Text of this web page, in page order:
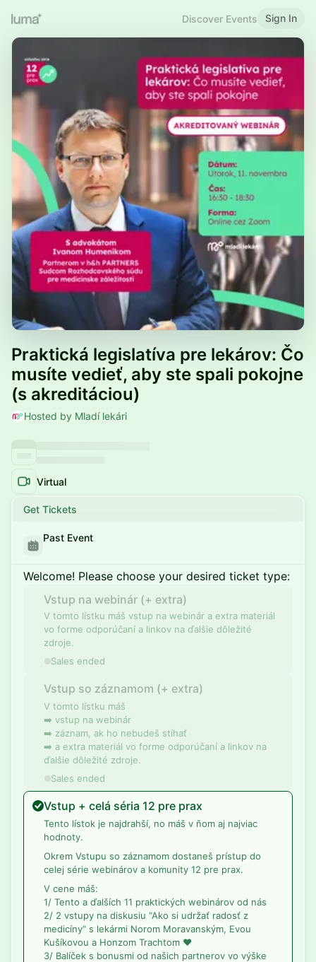
Discover Events Sign In
Praktická legislatíva pre lekárov: Čo
musíte vedieť, aby ste spali pokojne
(s akreditáciou)
Hosted by Mladí lekári
Virtual
Get Tickets
Past Event
Welcome! Please choose your desired ticket type:
Vstup na webinár (+ extra)
V tomto lístku máš vstup na webinár a extra materiál
vo forme odporúčaní a linkov na ďalšie dôležité
zdroje.
Sales ended
Vstup so záznamom (+ extra)
V tomto lístku máš
➡️ vstup na webinár
➡️ záznam, ak ho nebudeš stíhať
➡️ a extra materiál vo forme odporúčaní a linkov na
ďalšie dôležité zdroje.
Sales ended
Vstup + celá séria 12 pre prax
Tento lístok je najdrahší, no máš v ňom aj najviac
hodnoty.
Okrem Vstupu so záznamom dostaneš prístup do
celej série webinárov a komunity 12 pre prax.
V cene máš:
1/ Tento a ďalších 11 praktických webinárov od nás
2/ 2 vstupy na diskusiu “Ako si udržať radosť z
medicíny” s lekármi Norom Moravanským, Evou
Kušíkovou a Honzom Trachtom ❤️
3/ Balíček s bonusmi od našich partnerov vo výške